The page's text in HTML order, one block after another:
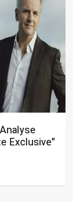
Exclusive"